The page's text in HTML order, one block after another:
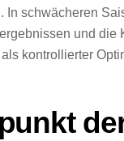
In schwächeren
und
kontrollierter